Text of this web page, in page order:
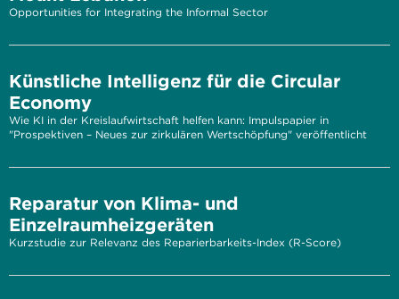
Opportunities for Integrating the Informal Sector
Künstliche Intelligenz für die Circular
Economy
Wie KI in der Kreislaufwirtschaft helfen kann: Impulspapier in
"Prospektiven – Neues zur zirkulären Wertschöpfung" veröffentlicht
Reparatur von Klima- und
Einzelraumheizgeräten
Kurzstudie zur Relevanz des Reparierbarkeits-Index (R-Score)